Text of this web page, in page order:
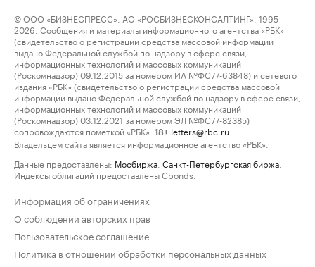
© ООО «БИЗНЕСПРЕСС», АО «РОСБИЗНЕСКОНСАЛТИНГ», 1995–
2026. Сообщения и материалы информационного агентства «РБК»
(свидетельство о регистрации средства массовой информации
выдано Федеральной службой по надзору в сфере связи,
информационных технологий и массовых коммуникаций
(Роскомнадзор) 09.12.2015 за номером ИА №ФС77-63848) и сетевого
издания «РБК» (свидетельство о регистрации средства массовой
информации выдано Федеральной службой по надзору в сфере связи,
информационных технологий и массовых коммуникаций
(Роскомнадзор) 03.12.2021 за номером ЭЛ №ФС77-82385)
сопровождаются пометкой «РБК».
18+ letters@rbc.ru
Владельцем сайта является информационное агентство «РБК».
Данные предоставлены: Мосбиржа Санкт-Петербургская биржа
Индексы облигаций предоставлены Cbonds.
Информация об ограничениях
О соблюдении авторских прав
Пользовательское соглашение
Политика в отношении обработки персональных данных